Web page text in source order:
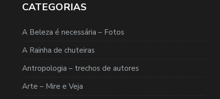
CATEGORIAS
A Beleza é necessária – Fotos
A Rainha de chuteiras
Antropologia – trechos de autores
Arte – Mire e Veja